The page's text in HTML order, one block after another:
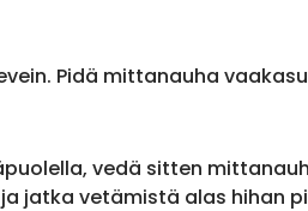
Pidä mittanauha
vedä sitten
jatka vetämistä alas hihan